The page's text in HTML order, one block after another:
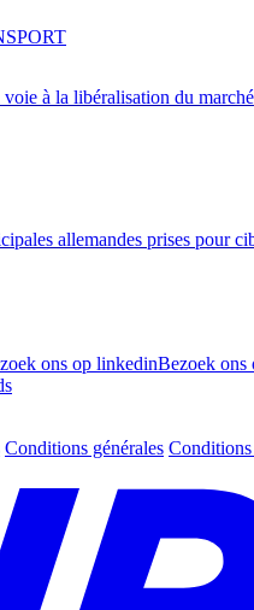
à la libéralisation du marché
allemandes prises pour
ons op linkedinBezoek ons
Conditions générales Conditions